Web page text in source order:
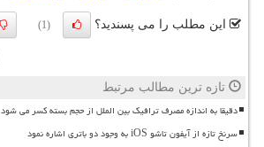
این مطلب را می پسندید؟ (1)
تازه ترین مطالب مرتبط
دقیقا به اندازه مصرف ترافیک بین الملل از حجم بسته کسر می شود
سرنخ تازه از آیفون تاشو iOS به وجود دو باتری اشاره نمود